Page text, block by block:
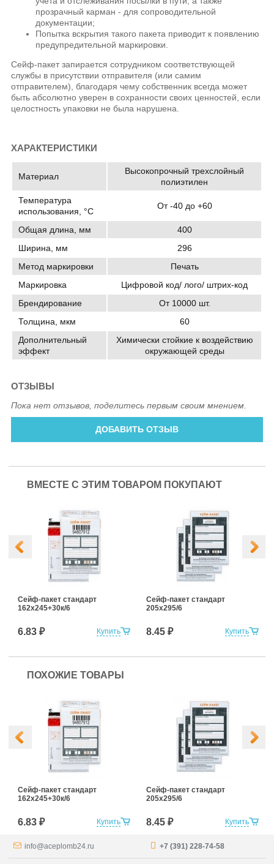
прозрачный карман - для сопроводительной
документации;
Попытка вскрытия такого пакета приводит к появлению
предупредительной маркировки.
Сейф-пакет запирается сотрудником соответствующей
службы в присутствии отправителя (или самим
отправителем), благодаря чему собственник всегда может
быть абсолютно уверен в сохранности своих ценностей, если
целостность упаковки не была нарушена.
ХАРАКТЕРИСТИКИ
Материал
Высокопрочный трехслойный
полиэтилен
Температура
использования, °C
От -40 до +60
Общая длина, мм
400
Ширина, мм
296
Метод маркировки
Печать
Маркировка
Цифровой код/ лого/ штрих-код
Брендирование
От 10000 шт.
Толщина, мкм
60
Дополнительный
эффект
Химически стойкие к воздействию
окружающей среды
ОТЗЫВЫ
Пока нет отзывов, поделитесь первым своим мнением.
ДОБАВИТЬ ОТЗЫВ
ВМЕСТЕ С ЭТИМ ТОВАРОМ ПОКУПАЮТ
Купить
Сейф-пакет стандарт
162х245+30к/6
6.83 ₽ Купить
Сейф-пакет стандарт
205х295/6
8.45 ₽
ПОХОЖИЕ ТОВАРЫ
Купить
Сейф-пакет стандарт
162х245+30к/6
6.83 ₽ Купить
Сейф-пакет стандарт
205х295/6
8.45 ₽
info@aceplomb24.ru +7 (391) 228-74-58